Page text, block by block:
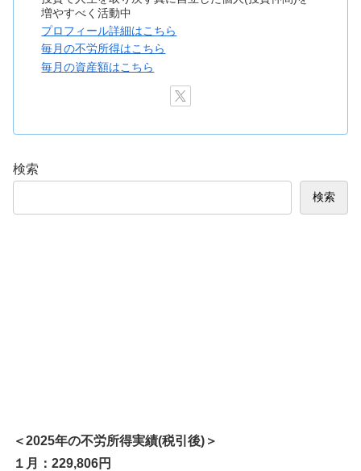
増やすべく活動中
プロフィール詳細はこちら
毎月の不労所得はこちら
毎月の資産額はこちら
検索
検索
＜2025年の不労所得実績(税引後)＞
１月：229,806円